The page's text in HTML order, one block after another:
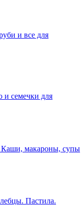
и все для
и семечки для
Каши, макароны, супы
Пастила.